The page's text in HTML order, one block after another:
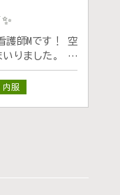
護師Mです！ 空
いりました。 紫
タイミングです
とめんどくさ
明いたします
、お肌悩みの改
内服